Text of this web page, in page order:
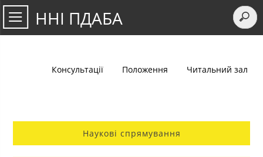
ННІ ПДАБА
Консультації Положення Читальний зал
Наукові спрямування